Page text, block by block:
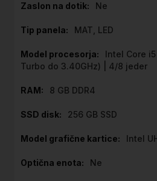
Ne
MAT, LED
Intel Core i5
Turbo do 3.40GHz) | 4/8 jeder
8 GB DDR4
256 GB SSD
Intel
Ne